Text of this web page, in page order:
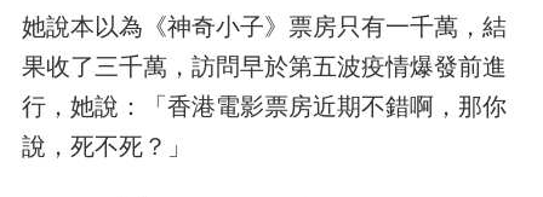
她說本以為《神奇小子》票房只有一千萬，結
果收了三千萬，訪問早於第五波疫情爆發前進
行，她說：「香港電影票房近期不錯啊，那你
說，死不死？」